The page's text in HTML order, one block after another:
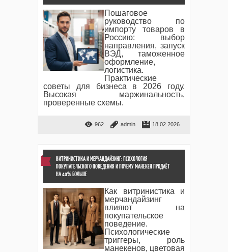
Пошаговое
руководство по
импорту товаров в
Россию: выбор
направления, запуск
ВЭД, таможенное
оформление,
логистика.
Практические
советы для бизнеса в 2026 году.
Высокая маржинальность,
проверенные схемы.
962 admin 18.02.2026
ВИТРИНИСТИКА И МЕРЧАНДАЙЗИНГ: ПСИХОЛОГИЯ
ПОКУПАТЕЛЬСКОГО ПОВЕДЕНИЯ И ПОЧЕМУ МАНЕКЕН ПРОДАЁТ
НА 40% БОЛЬШЕ
Как витринистика и
мерчандайзинг
влияют на
покупательское
поведение.
Психологические
триггеры, роль
манекенов, цветовая